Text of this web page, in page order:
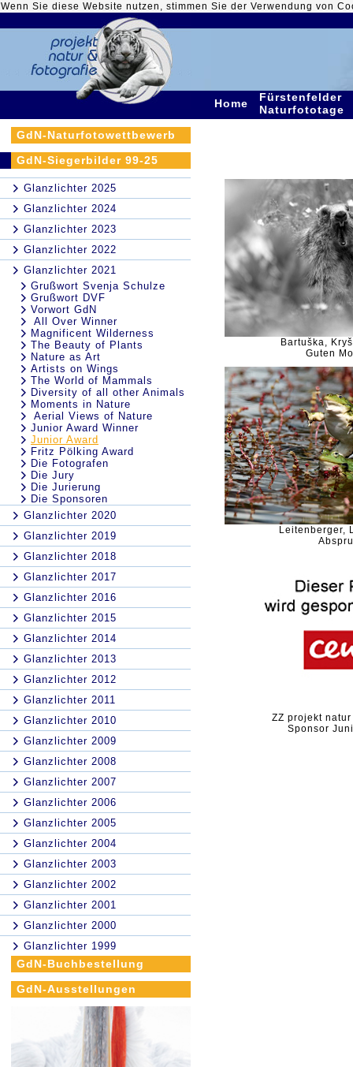
Wenn Sie diese Website nutzen, stimmen Sie der Verwendung von
Home
Fürstenfelder
Naturfototage
GdN-Naturfotowettbewerb
GdN-Siegerbilder 99-25
Glanzlichter 2025
Glanzlichter 2024
Glanzlichter 2023
Glanzlichter 2022
Glanzlichter 2021
Grußwort Svenja Schulze
Grußwort DVF
Vorwort GdN
All Over Winner
Magnificent Wilderness
The Beauty of Plants
Nature as Art
Artists on Wings
The World of Mammals
Diversity of all other Animals
Moments in Nature
Aerial Views of Nature
Junior Award Winner
Junior Award
Fritz Pölking Award
Die Fotografen
Die Jury
Die Jurierung
Die Sponsoren
Glanzlichter 2020
Glanzlichter 2019
Glanzlichter 2018
Glanzlichter 2017
Glanzlichter 2016
Glanzlichter 2015
Glanzlichter 2014
Glanzlichter 2013
Glanzlichter 2012
Glanzlichter 2011
Glanzlichter 2010
Glanzlichter 2009
Glanzlichter 2008
Glanzlichter 2007
Glanzlichter 2006
Glanzlichter 2005
Glanzlichter 2004
Glanzlichter 2003
Glanzlichter 2002
Glanzlichter 2001
Glanzlichter 2000
Glanzlichter 1999
GdN-Buchbestellung
GdN-Ausstellungen
Bartuška,
Guten
Leitenberger,
ZZ projekt
Sponsor